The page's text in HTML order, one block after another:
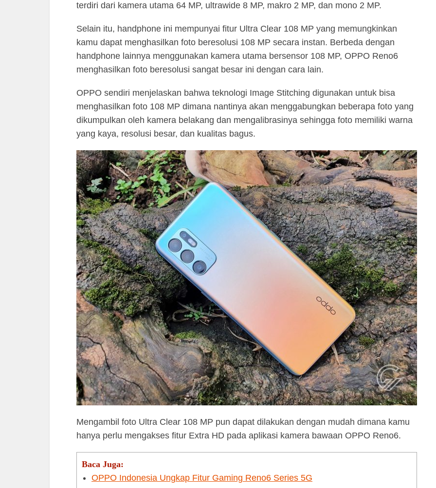
terdiri dari kamera utama 64 MP, ultrawide 8 MP, makro 2 MP, dan mono 2 MP.
Selain itu, handphone ini mempunyai fitur Ultra Clear 108 MP yang memungkinkan
kamu dapat menghasilkan foto beresolusi 108 MP secara instan. Berbeda dengan
handphone lainnya menggunakan kamera utama bersensor 108 MP, OPPO Reno6
menghasilkan foto beresolusi sangat besar ini dengan cara lain.
OPPO sendiri menjelaskan bahwa teknologi Image Stitching digunakan untuk bisa
menghasilkan foto 108 MP dimana nantinya akan menggabungkan beberapa foto yang
dikumpulkan oleh kamera belakang dan mengalibrasinya sehingga foto memiliki warna
yang kaya, resolusi besar, dan kualitas bagus.
Mengambil foto Ultra Clear 108 MP pun dapat dilakukan dengan mudah dimana kamu
hanya perlu mengakses fitur Extra HD pada aplikasi kamera bawaan OPPO Reno6.
Baca Juga:
OPPO Indonesia Ungkap Fitur Gaming Reno6 Series 5G